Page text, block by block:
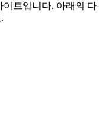
트입니다. 아래의 다